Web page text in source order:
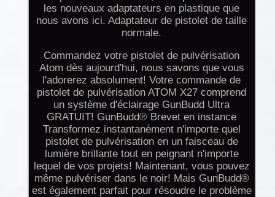
les nouveaux adaptateurs en plastique que
nous avons ici. Adaptateur de pistolet de taille
normale.
Commandez votre pistolet de pulvérisation
Atom dès aujourd'hui, nous savons que vous
l'adorerez absolument! Votre commande de
pistolet de pulvérisation ATOM X27 comprend
un système d'éclairage GunBudd Ultra
GRATUIT! GunBudd® Brevet en instance
Transformez instantanément n'importe quel
pistolet de pulvérisation en un faisceau de
lumière brillante tout en peignant n'importe
lequel de vos projets! Maintenant, vous pouvez
même pulvériser dans le noir! Mais GunBudd®
est également parfait pour résoudre le problème